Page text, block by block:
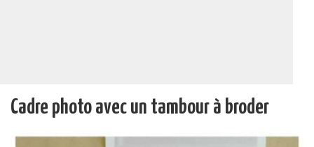
Cadre photo avec un tambour à broder